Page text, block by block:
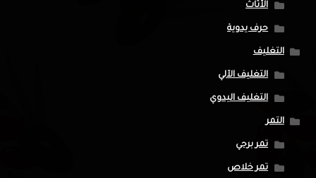
الأثاث
حرف يدوية
التغليف
التغليف الآلي
التغليف اليدوي
التمر
تمر برحي
تمر خلاص